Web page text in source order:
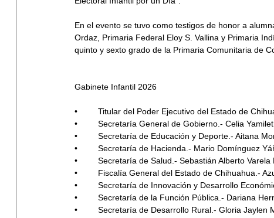
En el evento se tuvo como testigos de honor a
Ordaz, Primaria Federal Eloy S. Vallina y Primaria
quinto y sexto grado de la Primaria Comunitaria de
Gabinete Infantil 2026
•	Titular del Poder Ejecutivo del Estado de
•	Secretaría General de Gobierno.- Celia
•	Secretaría de Educación y Deporte.- Aitana
•	Secretaría de Hacienda.- Mario Domínguez
•	Secretaría de Salud.- Sebastián Alberto
•	Fiscalía General del Estado de Chihuahua.-
•	Secretaría de Innovación y Desarrollo
•	Secretaría de la Función Pública.- Dariana
•	Secretaría de Desarrollo Rural.- Gloria